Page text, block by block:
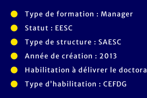
Type de formation : Manager
Statut : EESC
Type de structure : SAESC
Année de création : 2013
Habilitation à délivrer le
Type d’habilitation : CEFDG